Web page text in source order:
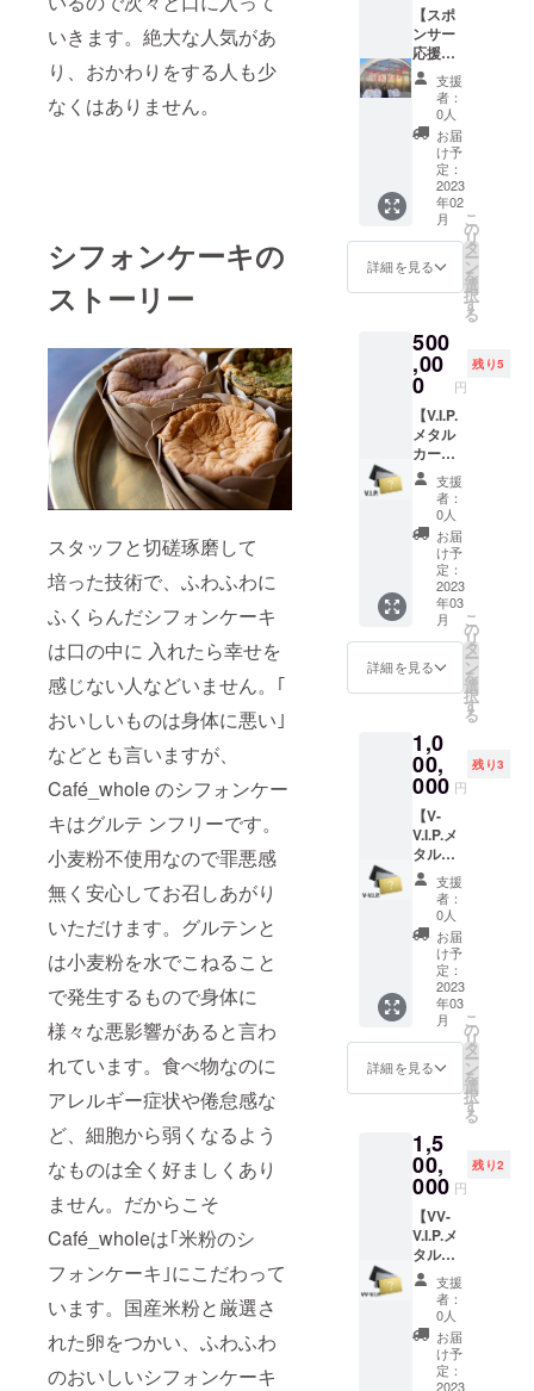
いきます。絶大な人気があ
り、おかわりをする人も少
なくはありません。
シフォンケーキの
ストーリー
スタッフと切磋琢磨して
培った技術で、ふわふわに
ふくらんだシフォンケーキ
は口の中に 入れたら幸せを
感じない人などいません。｢
おいしいものは身体に悪い｣
などとも言いますが、
Café_whole のシフォンケー
キはグルテ ンフリーです。
小麦粉不使用なので罪悪感
無く安心してお召しあがり
いただけます。グルテンと
は小麦粉を水でこねること
で発生するもので身体に
様々な悪影響があると言わ
れています。食べ物なのに
アレルギー症状や倦怠感な
ど、細胞から弱くなるよう
なものは全く好ましくあり
ません。だからこそ
Café_wholeは｢米粉のシ
フォンケーキ｣にこだわって
います。国産米粉と厳選さ
れた卵をつかい、ふわふわ
のおいしいシフォンケーキ
催も可
能で
す！！
！(要予
約) 期
間:7/1〜
9/30
【スポ
ンサー
応援
コース
特大サ
イズ】
whole吉
祥寺店
にお名
前や御
社社
名、御
社ロゴ
をイン
テリア
いたし
直筆御
礼手紙
と特別
進捗レ
ポート
をメー
ルにて
配信い
たしま
す！ 掲
載期間:
お店が
続く限
り 掲載
方法:ロ
ゴorバ
ナーを
店舗協
賛欄と
公式
amへ掲
載 ロ
ゴ・バ
ナー受
取方法:
メール
にて案
内をお
送りい
たしま
すので
返信の
形で
PDF
ファイ
ルとし
て送信
してく
ださ
い。
支援
者：
0人
お届
け予
定：
2023
年02
月
詳細を見る
こ
の
リ
タ
ー
ン
を
選
択
す
る
500
,00
0 円
残り5
【V.I.P.
メタル
カード
会員
権！吉
祥寺店
バー限
定 常時
10%OF
F！】
吉祥寺
店バー
でご利
用いた
だける
会員権
お店が
続く限
り常時
10%Off
で例外
メ
ニュー
はあり
ませ
ん！ 御
予約で
個室利
用が毎
回無料
となり
ます。
※会員権
1枚につ
き5名様
まで
となり
ます。
※画像は
イメー
ジで
す。お
楽しみ
に！
支援
者：
0人
お届
け予
定：
2023
年03
月
詳細を見る
こ
の
リ
タ
ー
ン
を
選
択
す
る
1,0
00,
000 円
残り3
【V-
V.I.P.メ
タル
カード
会員
権！吉
祥寺店
バー限
定 常時
20%OF
F！】
吉祥寺
店バー
でご利
用いた
だける
です。
お店が
続く限
り、常
時なん
と
20%Off
で例外
メ
ニュー
はあり
ませ
ん！赤
支援
者：
0人
お届
け予
定：
2023
年03
月
詳細を見る
こ
の
リ
タ
ー
ン
を
選
択
す
る
1,5
00,
000 円
残り2
【VV-
V.I.P.メ
タル
カード
会員権
ご来店
の度に
特別ギ
フト！
支援
者：
0人
お届
け予
定：
2023